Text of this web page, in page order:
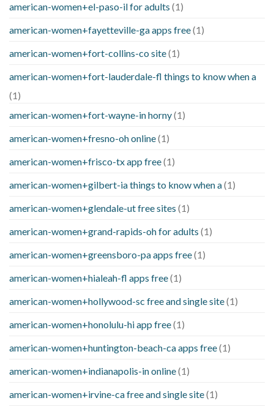
american-women+el-paso-il for adults (1)
american-women+fayetteville-ga apps free(1)
american-women+fort-collins-co site(1)
american-women+fort-lauderdale-fl things to know when a
(1)
american-women+fort-wayne-in horny(1)
american-women+fresno-oh online(1)
american-women+frisco-tx app free(1)
american-women+gilbert-ia things to know when a(1)
american-women+glendale-ut free sites (1)
american-women+grand-rapids-oh for adults (1)
american-women+greensboro-pa apps free(1)
american-women+hialeah-fl apps free(1)
american-women+hollywood-sc free and single site(1)
american-women+honolulu-hi app free(1)
american-women+huntington-beach-ca apps free(1)
american-women+indianapolis-in online(1)
american-women+irvine-ca free and single site(1)